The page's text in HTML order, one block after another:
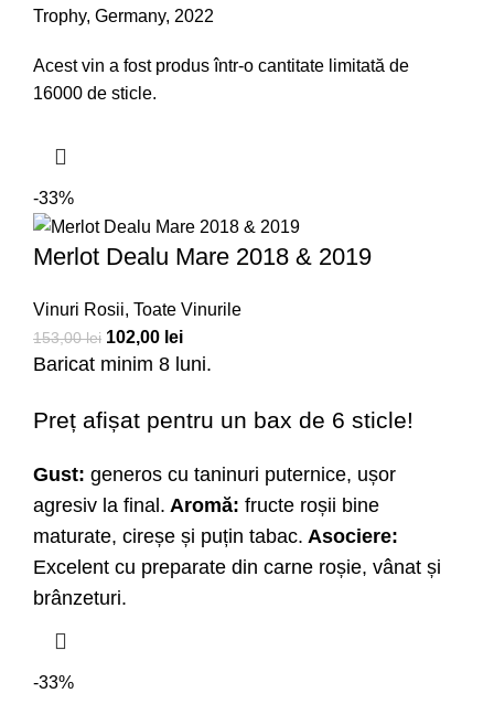
Trophy, Germany, 2022
Acest vin a fost produs într-o cantitate limitată de
16000 de sticle.
-33%
Merlot Dealu Mare 2018 & 2019
Vinuri Rosii, Toate Vinurile
153,00lei 102,00 lei
Baricat minim 8 luni.
Preț afișat pentru un bax de 6 sticle!
Gust: generos cu taninuri puternice, ușor
agresiv la final. Aromă: fructe roșii bine
maturate, cireșe și puțin tabac. Asociere:
Excelent cu preparate din carne roșie, vânat și
brânzeturi.
-33%